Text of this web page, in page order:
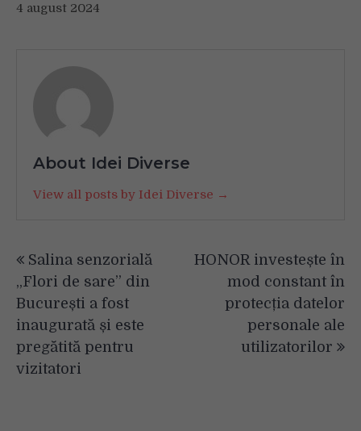
4 august 2024
About Idei Diverse
View all posts by Idei Diverse →
în
articole
Salina senzorială
„Flori de sare” din
București a fost
inaugurată și este
pregătită pentru
vizitatori
HONOR investește în
mod constant în
protecția datelor
personale ale
utilizatorilor